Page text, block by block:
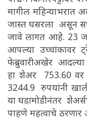
मागील महिन्याभरात
जास्त घसरला असून
जावे लागत आहे. 23
आपल्या उच्चांकावर
फेब्रुवारीअखेर
हा शेअर 753.60 वर
3244.9 रुपयांनी
या घडामोडीनंतर
पाहणे महत्वाचे